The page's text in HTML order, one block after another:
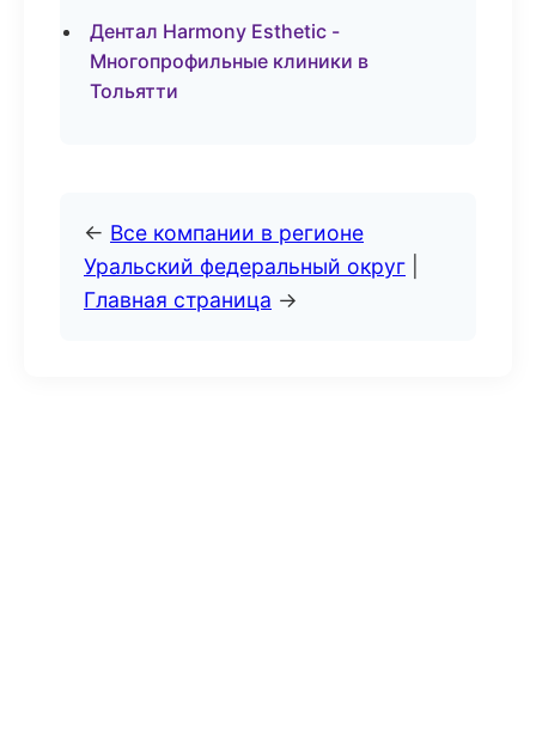
Дентал Harmony Esthetic -
Многопрофильные клиники в
Тольятти
← Все компании в регионе
Уральский федеральный округ
Главная страница →